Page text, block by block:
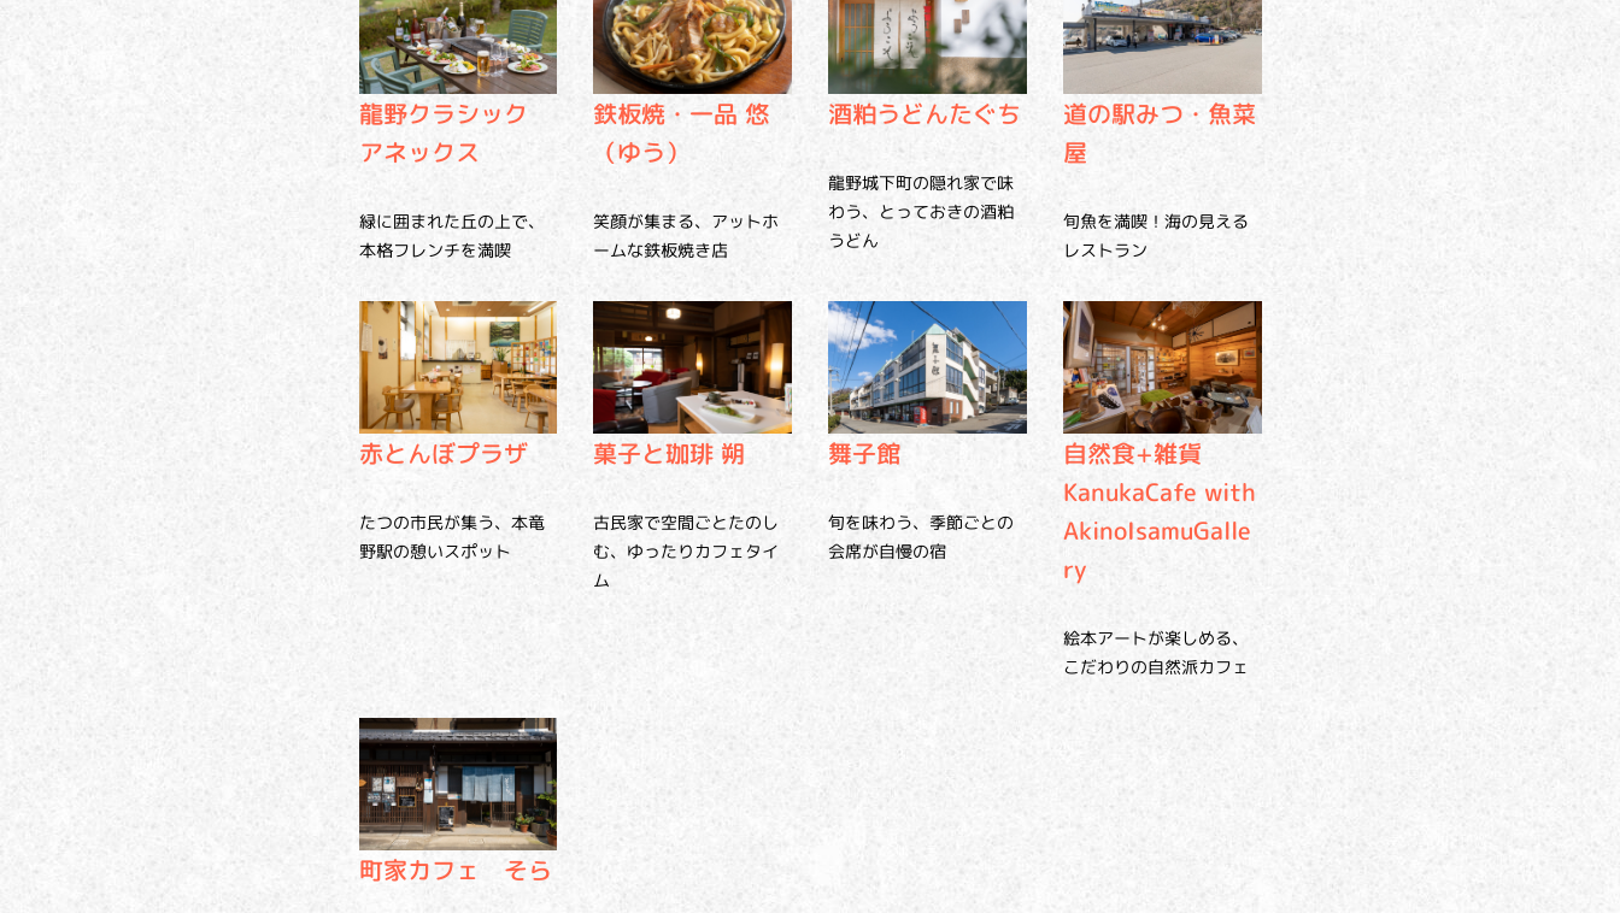
龍野クラシック
アネックス
緑に囲まれた丘の上で、
本格フレンチを満喫
鉄板焼・一品 悠
（ゆう）
笑顔が集まる、アットホ
ームな鉄板焼き店
酒粕うどんたぐち
龍野城下町の隠れ家で味
わう、とっておきの酒粕
うどん
道の駅みつ・魚菜
屋
旬魚を満喫！海の見える
レストラン
赤とんぼプラザ
たつの市民が集う、本竜
野駅の憩いスポット
菓子と珈琲 朔
古民家で空間ごとたのし
む、ゆったりカフェタイ
ム
舞子館
旬を味わう、季節ごとの
会席が自慢の宿
自然食+雑貨
KanukaCafe with
AkinoIsamuGalle
ry
絵本アートが楽しめる、
こだわりの自然派カフェ
町家カフェ そら